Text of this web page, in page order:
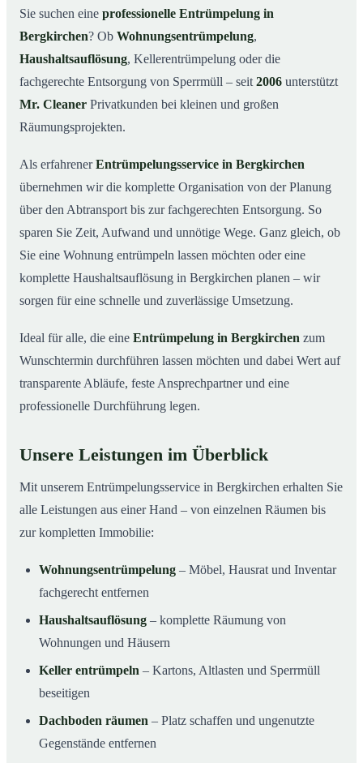
03Was kostet eine Entrümpelung in Bergkirchen?
04Warum Mr. Cleaner in Bergkirchen?
05Typische Anlässe für eine Entrümpelung
Jetzt Angebot einholen
Profis
Sie suchen eine professionelle Entrümpelung in
Bergkirchen? Ob Wohnungsentrümpelung,
Haushaltsauflösung, Kellerentrümpelung oder die
fachgerechte Entsorgung von Sperrmüll – seit 2006 unterstützt
Mr. Cleaner Privatkunden bei kleinen und großen
Räumungsprojekten.
Als erfahrenerEntrümpelungsservice in Bergkirchen
übernehmen wir die komplette Organisation von der Planung
über den Abtransport bis zur fachgerechten Entsorgung. So
sparen Sie Zeit, Aufwand und unnötige Wege. Ganz gleich, ob
Sie eine Wohnung entrümpeln lassen möchten oder eine
komplette Haushaltsauflösung in Bergkirchen planen – wir
sorgen für eine schnelle und zuverlässige Umsetzung.
Ideal für alle, die eine Entrümpelung in Bergkirchen zum
Wunschtermin durchführen lassen möchten und dabei Wert auf
transparente Abläufe, feste Ansprechpartner und eine
professionelle Durchführung legen.
Unsere Leistungen im Überblick
Mit unserem Entrümpelungsservice in Bergkirchen erhalten Sie
alle Leistungen aus einer Hand – von einzelnen Räumen bis
zur kompletten Immobilie:
Wohnungsentrümpelung – Möbel, Hausrat und Inventar
fachgerecht entfernen
Haushaltsauflösung – komplette Räumung von
Wohnungen und Häusern
Keller entrümpeln – Kartons, Altlasten und Sperrmüll
beseitigen
Dachboden räumen – Platz schaffen und ungenutzte
Gegenstände entfernen